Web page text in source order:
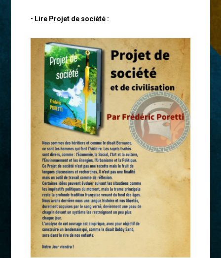
• Lire Projet de société :